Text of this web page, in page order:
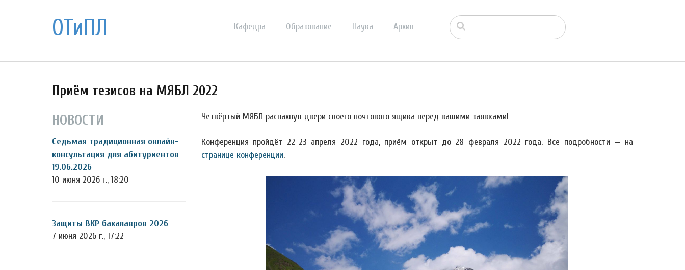
ОТиПЛ Кафедра Образование Наука Архив
Приём тезисов на МЯБЛ 2022
НОВОСТИ
Седьмая традиционная онлайн-
консультация для абитуриентов
19.06.2026
10 июня 2026 г., 18:20
Защиты ВКР бакалавров 2026
7 июня 2026 г., 17:22
Четвёртый МЯБЛ распахнул двери своего почтового ящика перед вашими заявками!
Конференция пройдёт 22-23 апреля 2022 года, приём открыт до 28 февраля 2022 года. Все подробности — на
странице конференции.